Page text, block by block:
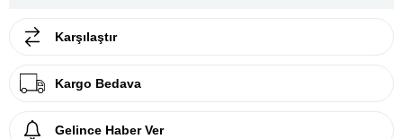
Karşılaştır
Kargo Bedava
Gelince Haber Ver